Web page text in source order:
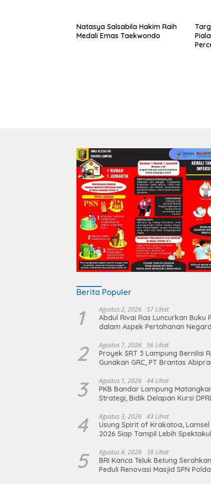
Natasya Salsabila Hakim Raih
Medali Emas Taekwondo
Berita Populer
1 Agustus 2, 2026 57 Lihat
Abdul Rivai Ras Luncurkan Buku
dalam Aspek Pertahanan Negara
2 Agustus 7, 2026 56 Lihat
Proyek SRT 3 Lampung Bernilai
Gunakan GRC, PT Brantas Abipraya
3 Agustus 1, 2026 44 Lihat
PKB Bandar Lampung
Strategi, Bidik Delapan Kursi
4 Agustus 3, 2026 43 Lihat
Usung Spirit of Krakatoa, Lamsel
2026 Siap Tampil Lebih
Artis Ibu Kota
5 Agustus 4, 2026 38 Lihat
BRI Kanca Teluk Betung
Peduli Renovasi Masjid SPN Polda